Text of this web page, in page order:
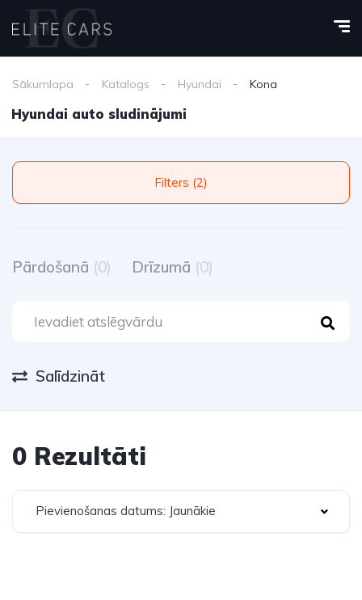
Sākumlapa Katalogs Hyundai Kona
Hyundai auto sludinājumi
Filters (2)
Pārdošanā (0) Drīzumā (0)
Salīdzināt
0 Rezultāti
Pievienošanas datums: Jaunākie